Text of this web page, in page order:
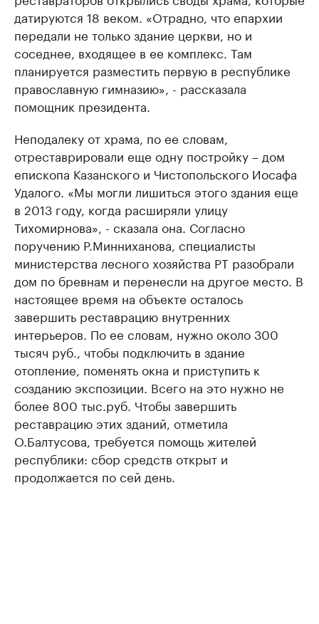
датируются 18 веком. «Отрадно, что епархии
передали не только здание церкви, но и
соседнее, входящее в ее комплекс. Там
планируется разместить первую в республике
православную гимназию», - рассказала
помощник президента.
Неподалеку от храма, по ее словам,
отреставрировали еще одну постройку – дом
епископа Казанского и Чистопольского Иосафа
Удалого. «Мы могли лишиться этого здания еще
в 2013 году, когда расширяли улицу
Тихомирнова», - сказала она. Согласно
поручению Р.Минниханова, специалисты
министерства лесного хозяйства РТ разобрали
дом по бревнам и перенесли на другое место. В
настоящее время на объекте осталось
завершить реставрацию внутренних
интерьеров. По ее словам, нужно около 300
тысяч руб., чтобы подключить в здание
отопление, поменять окна и приступить к
созданию экспозиции. Всего на это нужно не
более 800 тыс.руб. Чтобы завершить
реставрацию этих зданий, отметила
О.Балтусова, требуется помощь жителей
республики: сбор средств открыт и
продолжается по сей день.